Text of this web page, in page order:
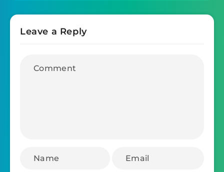
Leave a Reply